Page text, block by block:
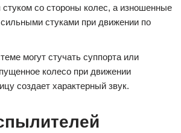
стуком со стороны колес, а изношенные
стуками при движении по
могут стучать суппорта или
колесо при движении
создает характерный звук.